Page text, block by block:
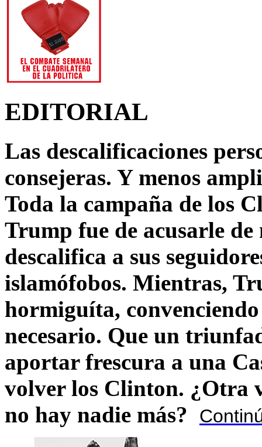
EDITORIAL
Las descalificaciones
consejeras. Y menos
Toda la campaña de los
Trump fue de acusarle
descalifica a sus
islamófobos. Mientras,
hormiguíta,
necesario. Que un
aportar frescura a una
volver los Clinton. ¿Otra
no hay nadie más?